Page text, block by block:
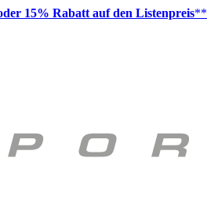
15% Rabatt auf den Listenpreis**